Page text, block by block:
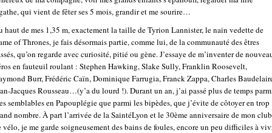
qui vient de fêter ses 5 mois, grandir et me sourire…
haut de mes 1,35 m, exactement la taille de Tyrion Lannister, le nain vedette de
of Thrones, je fais désormais partie, comme lui, de la communauté des êtres
qu’on regarde avec curiosité, pitié ou gène. J’essaye de m’inventer de
en fauteuil roulant : Stephen Hawking, Slake Sully, Franklin Roosevelt,
Burr, Frédéric Caïn, Dominique Farrugia, Franck Zappa, Charles
Jacques Rousseau…(y’a du lourd !). Durant un an, j’ai passé plus de temps
semblables en Papouplégie que parmi les bipèdes, que j’évite de côtoyer en trop
nombre. À part l’arrivée de la SaintéLyon et le 30ème anniversaire de mon club
vélo, je me garde soigneusement des bains de foules, encore un peu difficiles à